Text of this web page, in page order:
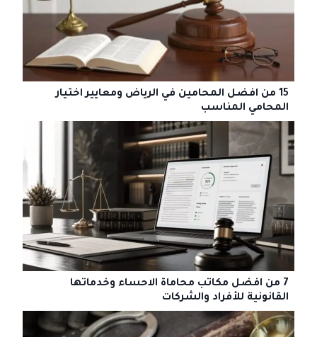
15 من افضل المحامين في الرياض ومعايير اختيار
المحامي المناسب
7 من افضل مكاتب محاماة الاحساء وخدماتها
القانونية للأفراد والشركات